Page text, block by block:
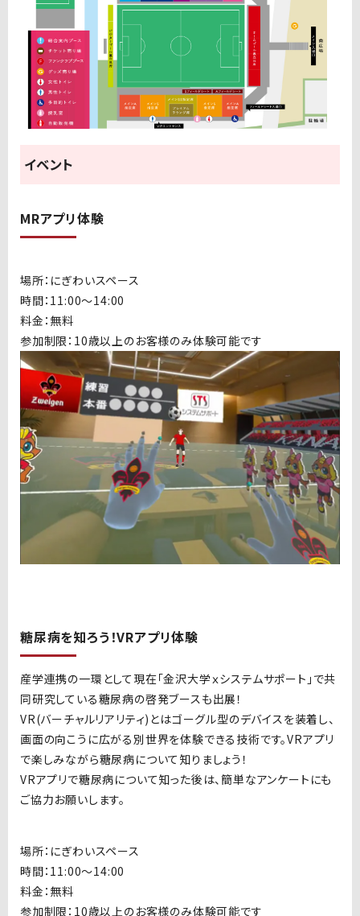
イベント
MRアプリ体験
場所：にぎわいスペース
時間：11:00〜14:00
料金：無料
参加制限： 10歳以上のお客様のみ体験可能です
糖尿病を知ろう！VRアプリ体験
産学連携の一環として現在「金沢大学ｘシステムサポート」で共
同研究している糖尿病の啓発ブースも出展！
VR(バーチャルリアリティ)とはゴーグル型のデバイスを装着し、
画面の向こうに広がる別世界を体験できる技術です。VRアプリ
で楽しみながら糖尿病について知りましょう！
VRアプリで糖尿病について知った後は、簡単なアンケートにも
ご協力お願いします。
場所：にぎわいスペース
時間：11:00〜14:00
料金：無料
参加制限：10歳以上のお客様のみ体験可能です